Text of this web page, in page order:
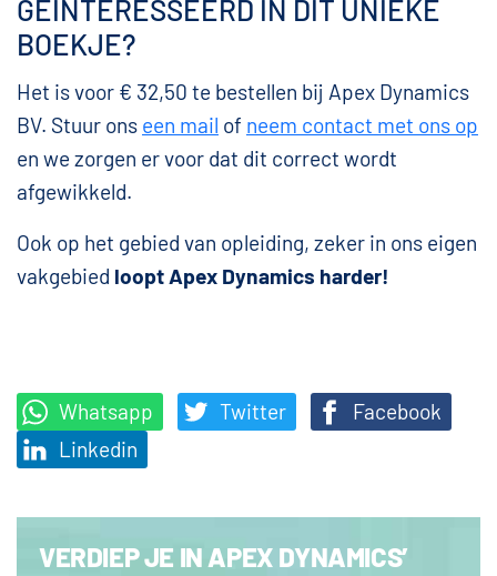
GEÏNTERESSEERD IN DIT UNIEKE
BOEKJE?
Het is voor € 32,50 te bestellen bij Apex Dynamics
BV. Stuur ons een mail of neem contact met ons op
en we zorgen er voor dat dit correct wordt
afgewikkeld.
Ook op het gebied van opleiding, zeker in ons eigen
vakgebied loopt Apex Dynamics harder!
Whatsapp Twitter
Facebook
Linkedin
VERDIEP JE IN APEX DYNAMICS’